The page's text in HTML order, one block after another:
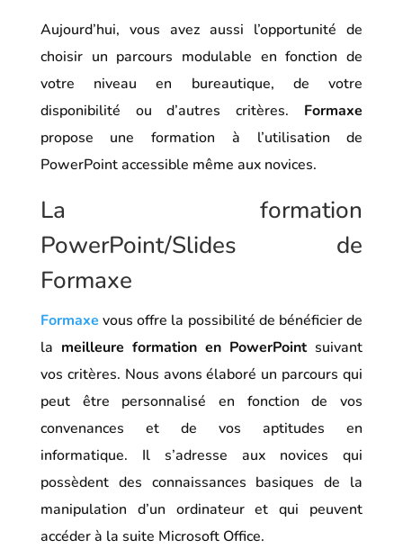
Aujourd’hui, vous avez aussi l’opportunité de
choisir un parcours modulable en fonction de
votre niveau en bureautique, de votre
disponibilité ou d’autres critères. Formaxe
propose une formation à l’utilisation de
PowerPoint accessible même aux novices.
La formation
PowerPoint/Slides de
Formaxe
Formaxe vous offre la possibilité de bénéficier de
la meilleure formation en PowerPointsuivant
vos critères. Nous avons élaboré un parcours qui
peut être personnalisé en fonction de vos
convenances et de vos aptitudes en
informatique. Il s’adresse aux novices qui
possèdent des connaissances basiques de la
manipulation d’un ordinateur et qui peuvent
accéder à la suite Microsoft Office.